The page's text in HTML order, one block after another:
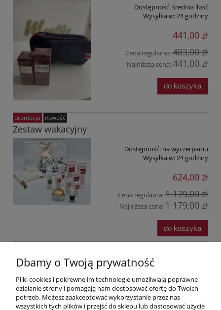
Dostępność:średnia ilość
Wysyłka w: 24 godziny
441,00 zł
Cena regularna:483,00 zł
Najniższa cena:441,00 zł
do koszyka
Zestaw wakacyjny
Dostępność: na wyczerpaniu
Wysyłka w:24 godziny
624,00 zł
Cena regularna:1 179,00 zł
Najniższa cena:1 179,00 zł
do koszyka
promocja nowość
«
Pomoc
Moje konto
Dbamy o Twoją prywatność
Pliki cookies i pokrewne im technologie umożliwiają poprawne
działanie strony i pomagają nam dostosować ofertę do Twoich
potrzeb. Możesz zaakceptować wykorzystanie przez nas
wszystkich tych plików i przejść do sklepu lub dostosować użycie